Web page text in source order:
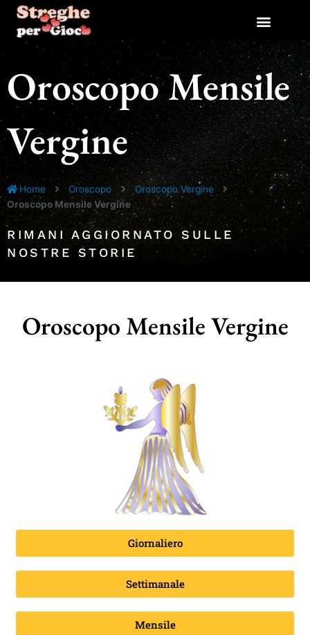
contenuto
Oroscopo Mensile
Vergine
Home Oroscopo
Oroscopo Vergine
Oroscopo Mensile Vergine
RIMANI AGGIORNATO SULLE
NOSTRE STORIE
Oroscopo Mensile Vergine
Giornaliero
Settimanale
Mensile